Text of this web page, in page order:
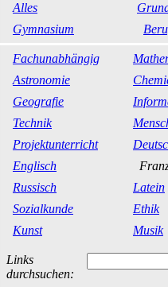
Alles
Gymnasium
Fachunabhängig
Astronomie
Geografie
Technik
Projektunterricht
Englisch
Russisch
Latein
Sozialkunde
Ethik
Kunst
Musik
Links
durchsuchen: